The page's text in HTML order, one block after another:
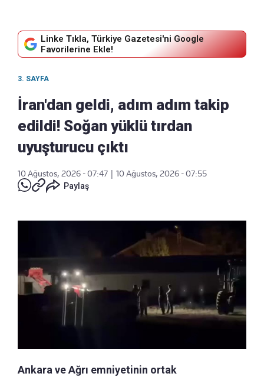
Linke Tıkla, Türkiye Gazetesi'ni Google
Favorilerine Ekle!
3. SAYFA
İran'dan geldi, adım adım takip
edildi! Soğan yüklü tırdan
uyuşturucu çıktı
10 Ağustos, 2026 - 07:47
10 Ağustos, 2026 - 07:55
Paylaş
Ankara ve Ağrı emniyetinin ortak